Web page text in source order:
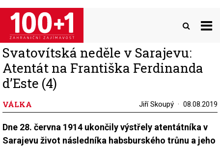
Přejít
hlavnímu
obsahu
Svatovítská neděle v Sarajevu:
Atentát na Františka Ferdinanda
d’Este (4)
VÁLKA Jiří Skoupý 08.08.2019
Dne 28. června 1914 ukončily výstřely atentátníka v
Sarajevu život následníka habsburského trůnu a jeho